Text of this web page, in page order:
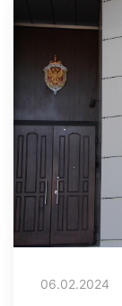
06.02.2024